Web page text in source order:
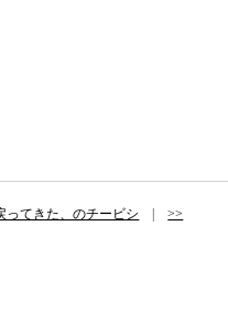
ってきた、のチービシ |>>